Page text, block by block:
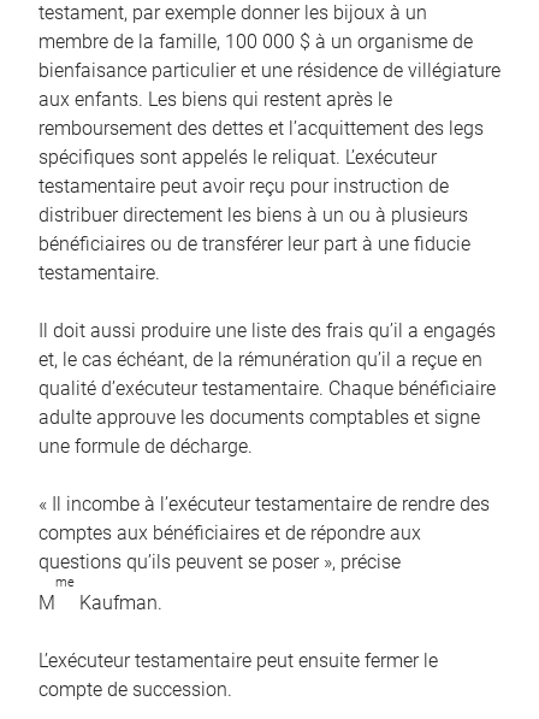
testament, par exemple donner les bijoux à un
membre de la famille, 100 000 $ à un organisme de
bienfaisance particulier et une résidence de villégiature
aux enfants. Les biens qui restent après le
remboursement des dettes et l’acquittement des legs
spécifiques sont appelés le reliquat. L’exécuteur
testamentaire peut avoir reçu pour instruction de
distribuer directement les biens à un ou à plusieurs
bénéficiaires ou de transférer leur part à une fiducie
testamentaire.
Il doit aussi produire une liste des frais qu’il a engagés
et, le cas échéant, de la rémunération qu’il a reçue en
qualité d’exécuteur testamentaire. Chaque bénéficiaire
adulte approuve les documents comptables et signe
une formule de décharge.
« Il incombe à l’exécuteur testamentaire de rendre des
comptes aux bénéficiaires et de répondre aux
questions qu’ils peuvent se poser », précise
M
me
Kaufman.
L’exécuteur testamentaire peut ensuite fermer le
compte de succession.